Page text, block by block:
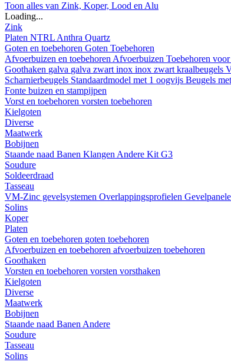
Toon alles van Zink, Koper, Lood en Alu
Loading...
Zink
Platen NTRL Anthra Quartz
Goten en toebehoren Goten Toebehoren
Afvoerbuizen en toebehoren Afvoerbuizen Toebehoren
Goothaken galva galva zwart inox inox zwart kraalbeugels
Scharnierbeugels Standaardmodel met 1 oogvijs Beugels
Fonte buizen en stampijpen
Vorst en toebehoren vorsten toebehoren
Kielgoten
Diverse
Maatwerk
Bobijnen
Staande naad Banen Klangen Andere Kit G3
Soudure
Soldeerdraad
Tasseau
VM-Zinc gevelsystemen Overlappingsprofielen
Solins
Koper
Platen
Goten en toebehoren goten toebehoren
Afvoerbuizen en toebehoren afvoerbuizen toebehoren
Goothaken
Vorsten en toebehoren vorsten vorsthaken
Kielgoten
Diverse
Maatwerk
Bobijnen
Staande naad Banen Andere
Soudure
Tasseau
Solins